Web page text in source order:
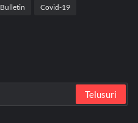
Bulletin Covid-19